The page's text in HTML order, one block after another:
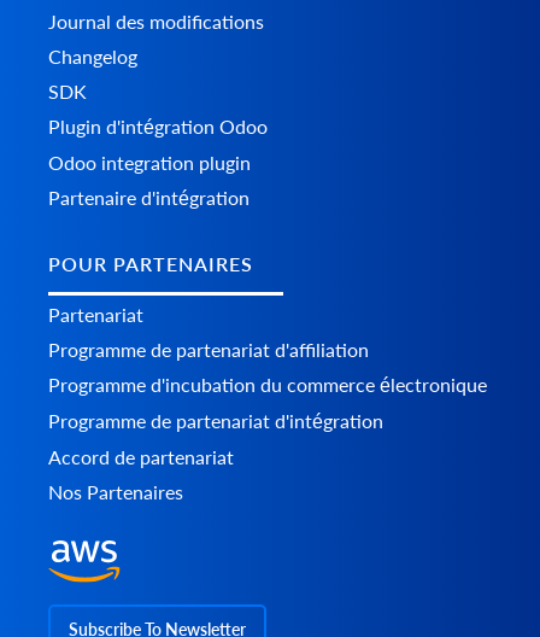
Journal des modifications
Changelog
SDK
Plugin d'intégration Odoo
Odoo integration plugin
Partenaire d'intégration
POUR PARTENAIRES
Partenariat
Programme de partenariat d'affiliation
Programme d'incubation du commerce électronique
Programme de partenariat d'intégration
Accord de partenariat
Nos Partenaires
Subscribe To Newsletter